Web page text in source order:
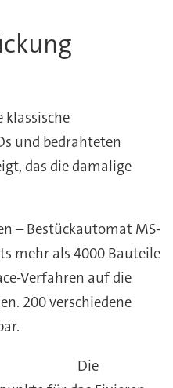
und bedrahteten
das die damalige
– Bestückautomat MS-
mehr als 4000 Bauteile
Verfahren auf die
200 verschiedene
Die